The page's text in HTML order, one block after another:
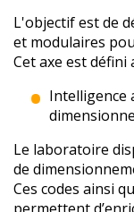
L'objectif est de
et modulaires
Cet axe est
Intelligence
Le laboratoire
de
Ces codes ainsi